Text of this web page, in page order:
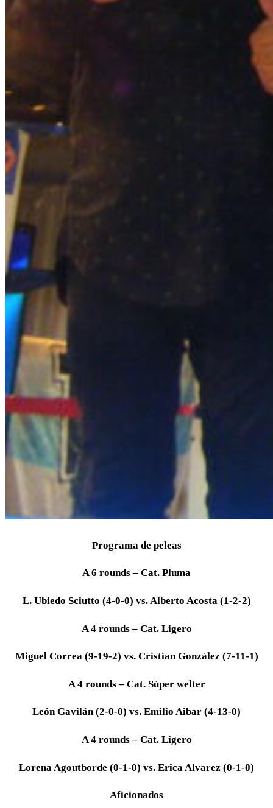
Programa de peleas
A 6 rounds – Cat. Pluma
L. Ubiedo Sciutto (4-0-0) vs. Alberto Acosta (1-2-2)
A 4 rounds – Cat. Ligero
Miguel Correa (9-19-2) vs. Cristian González (7-11-1)
A 4 rounds – Cat. Súper welter
León Gavilán (2-0-0) vs. Emilio Aibar (4-13-0)
A 4 rounds – Cat. Ligero
Lorena Agoutborde (0-1-0) vs. Erica Alvarez (0-1-0)
Aficionados